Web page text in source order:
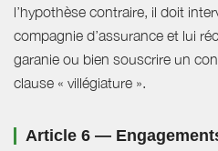
l’hypothèse contraire, il doit
compagnie d’assurance et lui
garanie ou bien souscrire un
clause « villégiature ».
Article 6 —